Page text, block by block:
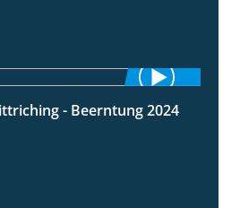
12:28
- Beerntung 2024